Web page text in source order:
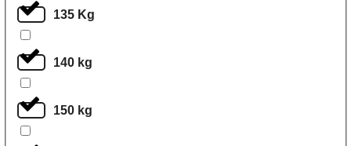
135 Kg
140 kg
150 kg